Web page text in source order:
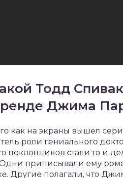
Тодд
Джима
как на экраны вышел
роли гениального
поклонников стали то и
приписывали ему
Другие полагали, что